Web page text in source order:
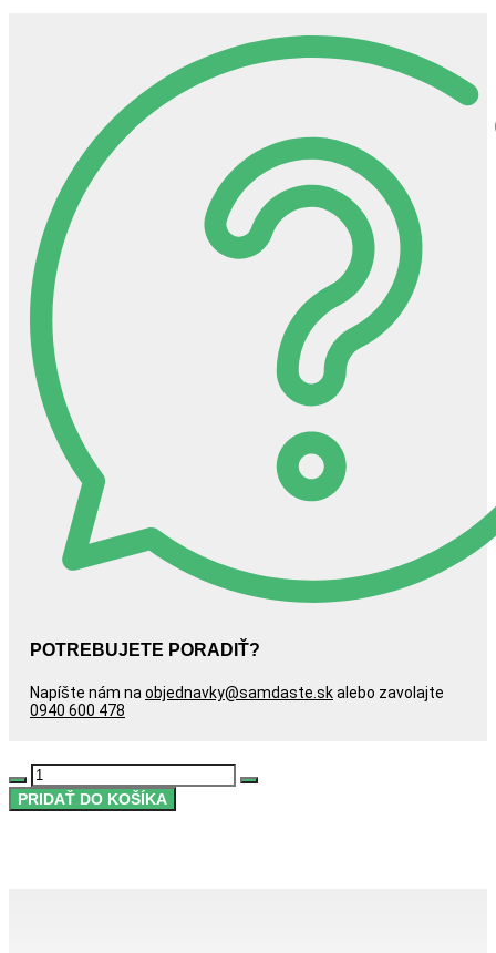
POTREBUJETE PORADIŤ?
Napíšte nám na objednavky@samdaste.skalebo zavolajte
0940 600 478
DECREASE
QUANTITY
množstvo
Ochranný
silikonovy
INCREASE
PRIDAŤ DO KOŠÍKA